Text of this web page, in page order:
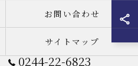
0244-22-6823
お問い合わせ
サイトマップ